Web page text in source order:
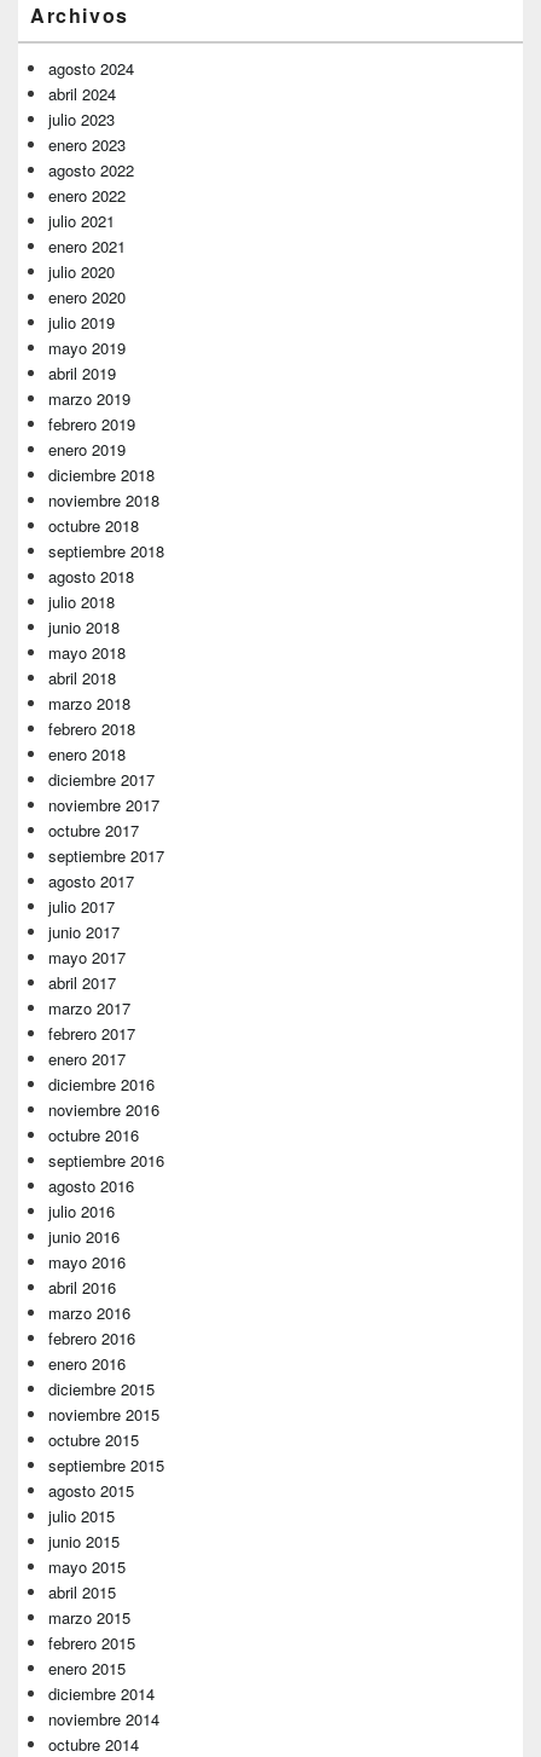
lateral
primaria
Archivos
agosto 2024
abril 2024
julio 2023
enero 2023
agosto 2022
enero 2022
julio 2021
enero 2021
julio 2020
enero 2020
julio 2019
mayo 2019
abril 2019
marzo 2019
febrero 2019
enero 2019
diciembre 2018
noviembre 2018
octubre 2018
septiembre 2018
agosto 2018
julio 2018
junio 2018
mayo 2018
abril 2018
marzo 2018
febrero 2018
enero 2018
diciembre 2017
noviembre 2017
octubre 2017
septiembre 2017
agosto 2017
julio 2017
junio 2017
mayo 2017
abril 2017
marzo 2017
febrero 2017
enero 2017
diciembre 2016
noviembre 2016
octubre 2016
septiembre 2016
agosto 2016
julio 2016
junio 2016
mayo 2016
abril 2016
marzo 2016
febrero 2016
enero 2016
diciembre 2015
noviembre 2015
octubre 2015
septiembre 2015
agosto 2015
julio 2015
junio 2015
mayo 2015
abril 2015
marzo 2015
febrero 2015
enero 2015
diciembre 2014
noviembre 2014
octubre 2014